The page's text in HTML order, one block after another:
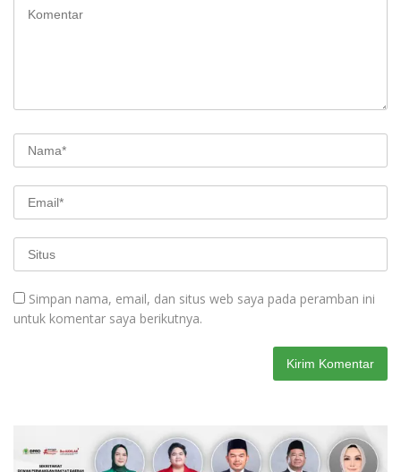
Simpan nama, email, dan situs web saya pada peramban ini
untuk komentar saya berikutnya.